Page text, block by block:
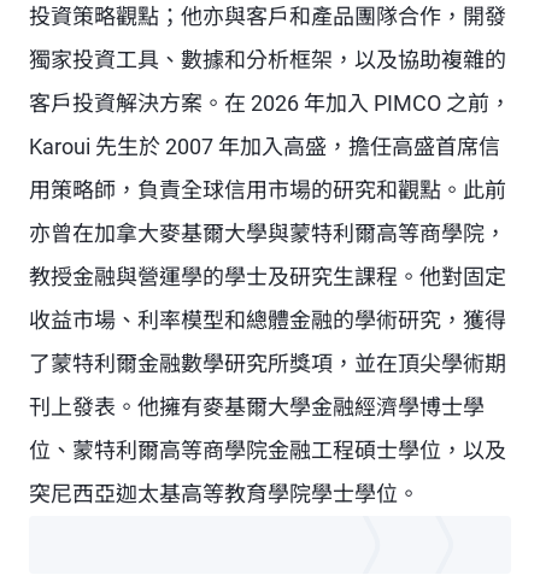
投資策略觀點；他亦與客戶和產品團隊合作，開發
獨家投資工具、數據和分析框架，以及協助複雜的
客戶投資解決方案。在 2026 年加入 PIMCO 之前，
Karoui 先生於 2007 年加入高盛，擔任高盛首席信
用策略師，負責全球信用市場的研究和觀點。此前
亦曾在加拿大麥基爾大學與蒙特利爾高等商學院，
教授金融與營運學的學士及研究生課程。他對固定
收益市場、利率模型和總體金融的學術研究，獲得
了蒙特利爾金融數學研究所獎項，並在頂尖學術期
刊上發表。他擁有麥基爾大學金融經濟學博士學
位、蒙特利爾高等商學院金融工程碩士學位，以及
突尼西亞迦太基高等教育學院學士學位。